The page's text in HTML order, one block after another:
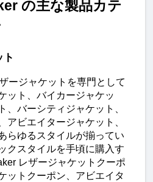
の主な製品カテ
ト
ージャケットを専門として
ット、バイカージャケッ
、バーシティジャケット、
アビエイタージャケット、
らゆるスタイルが揃ってい
クスタイルを手頃に購入す
レザージャケットクーポ
ットクーポン、アビエイタ